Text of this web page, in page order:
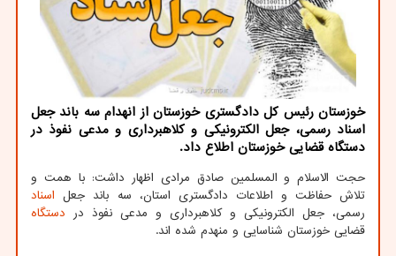
خوزستان رئیس کل دادگستری خوزستان از انهدام سه باند جعل
اسناد رسمی، جعل الکترونیکی و کلاهبرداری و مدعی نفوذ در
دستگاه قضایی خوزستان اطلاع داد.
حجت الاسلام و المسلمین صادق مرادی اظهار داشت: با همت و
تلاش حفاظت و اطلاعات دادگستری استان، سه باند جعل اسناد
رسمی، جعل الکترونیکی و کلاهبرداری و مدعی نفوذ در دستگاه
قضایی خوزستان شناسایی و منهدم شده اند.